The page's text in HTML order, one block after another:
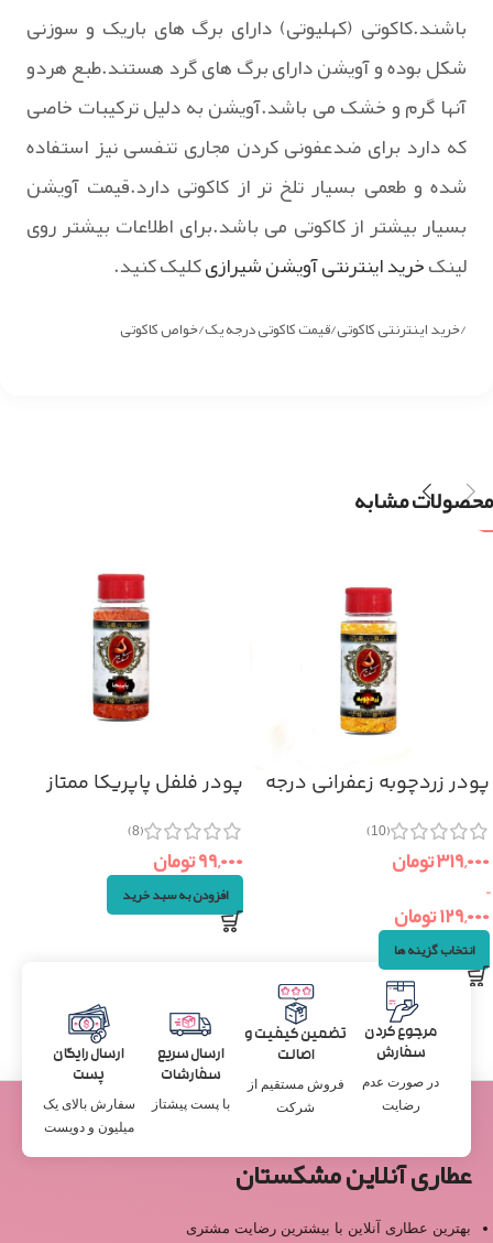
باشند.کاکوتی (کهلیوتی) دارای برگ های باریک و سوزنی
شکل بوده و آویشن دارای برگ های گرد هستند.طبع هردو
آنها گرم و خشک می باشد.آویشن به دلیل ترکیبات خاصی
که دارد برای ضدعفونی کردن مجاری تنفسی نیز استفاده
شده و طعمی بسیار تلخ تر از کاکوتی دارد.قیمت آویشن
بسیار بیشتر از کاکوتی می باشد.برای اطلاعات بیشتر روی
لینکخرید اینترنتی آویشن شیرازیکلیک کنید.
/خرید اینترنتی کاکوتی/قیمت کاکوتی درجه یک/خواص کاکوتی
محصولات مشابه
پودر زردچوبه زعفرانی درجه
(10)
۳۱۹,۰۰۰تومان
–
۱۲۹,۰۰۰تومان
انتخاب گزینه ها
پودر فلفل پاپریکا ممتاز
(8)
۹۹,۰۰۰تومان
افزودن به سبد خرید
مرجوع کردن
سفارش
در صورت عدم
رضایت
تضمین کیفیت و
اصالت
فروش مستقیم از
شرکت
ارسال سریع
سفارشات
با پست پیشتاز
ارسال رایگان
پست
سفارش بالای یک
میلیون و دویست
عطاری آنلاین مشکستان
بهترین عطاری آنلاین با بیشترین رضایت مشتری